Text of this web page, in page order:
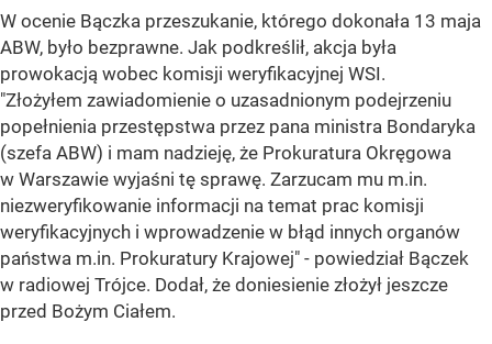
W ocenie Bączka przeszukanie, którego dokonała 13 maja
ABW, było bezprawne. Jak podkreślił, akcja była
prowokacją wobec komisji weryfikacyjnej WSI.
"Złożyłem zawiadomienie o uzasadnionym podejrzeniu
popełnienia przestępstwa przez pana ministra Bondaryka
(szefa ABW) i mam nadzieję, że Prokuratura Okręgowa
w Warszawie wyjaśni tę sprawę. Zarzucam mu m.in.
niezweryfikowanie informacji na temat prac komisji
weryfikacyjnych i wprowadzenie w błąd innych organów
państwa m.in. Prokuratury Krajowej" - powiedział Bączek
w radiowej Trójce. Dodał, że doniesienie złożył jeszcze
przed Bożym Ciałem.